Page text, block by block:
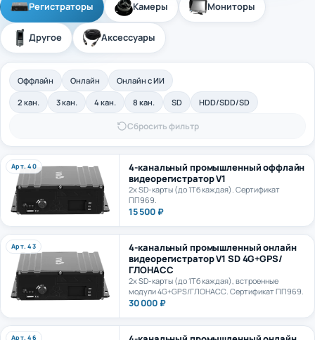
Оффлайн Онлайн Онлайн с ИИ
3 кан. 4 кан. SD HDD/SDD/SD
Арт. 40
4-канальный промышленный оффлайн
видеорегистратор V1
2х SD-карты (до 1Тб каждая). Сертификат
ПП969.
15 500 ₽
Арт. 43
4-канальный промышленный онлайн
видеорегистратор V1 SD 4G+GPS/
ГЛОНАСС
2х SD-карты (до 1Тб каждая), встроенные
модули 4G+GPS/ГЛОНАСС. Сертификат ПП969.
30 000 ₽
Арт. 46
4-канальный промышленный онлайн